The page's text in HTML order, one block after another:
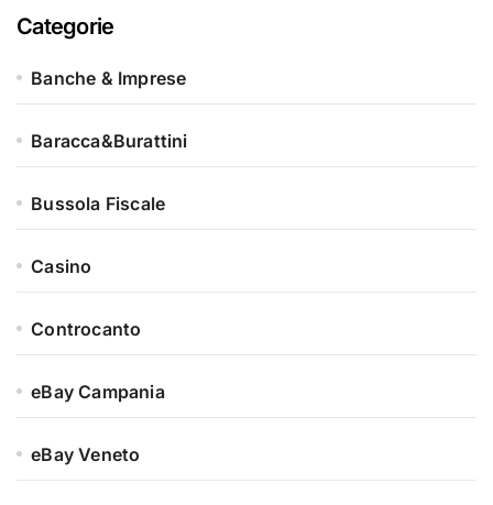
Categorie
Banche & Imprese
Baracca&Burattini
Bussola Fiscale
Casino
Controcanto
eBay Campania
eBay Veneto